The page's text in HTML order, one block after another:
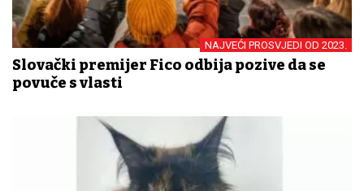
NAJVEĆI PROSVJEDI OD 2023.
Slovački premijer Fico odbija pozive da se
povuče s vlasti